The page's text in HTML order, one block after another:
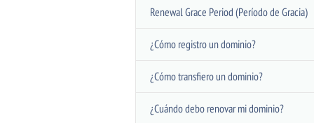
Renewal Grace Period (Período de Gracia)
¿Cómo registro un dominio?
¿Cómo transfiero un dominio?
¿Cuándo debo renovar mi dominio?